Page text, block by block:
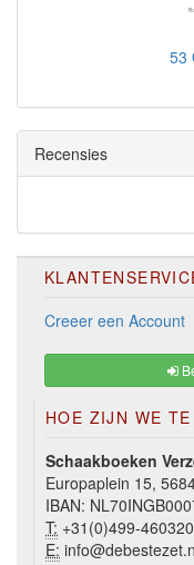
53
Recensies
Creeer een Account
HOE ZIJN WE
Schaakboeken
Europaplein 15,
IBAN:
T: +31(0)499-460320
E: